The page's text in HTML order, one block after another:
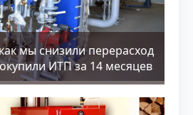
мы снизили перерасход
ИТП за 14 месяцев